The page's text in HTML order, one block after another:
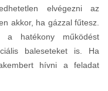
t
i
o
elvégezni az
akkor, ha gázzal fűtesz.
a hatékony működést
baleseteket is. Ha
hívni a feladat